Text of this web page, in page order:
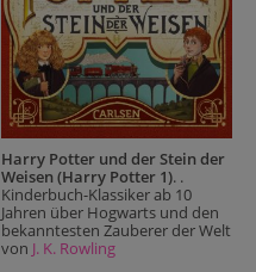
Harry Potter und der Stein der
Weisen (Harry Potter 1). .
Kinderbuch-Klassiker ab 10
Jahren über Hogwarts und den
bekanntesten Zauberer der Welt
von J. K. Rowling